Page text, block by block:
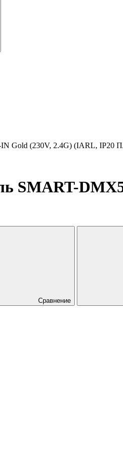
Gold (230V, 2.4G) (IARL, IP20
SMART-
Сравнение